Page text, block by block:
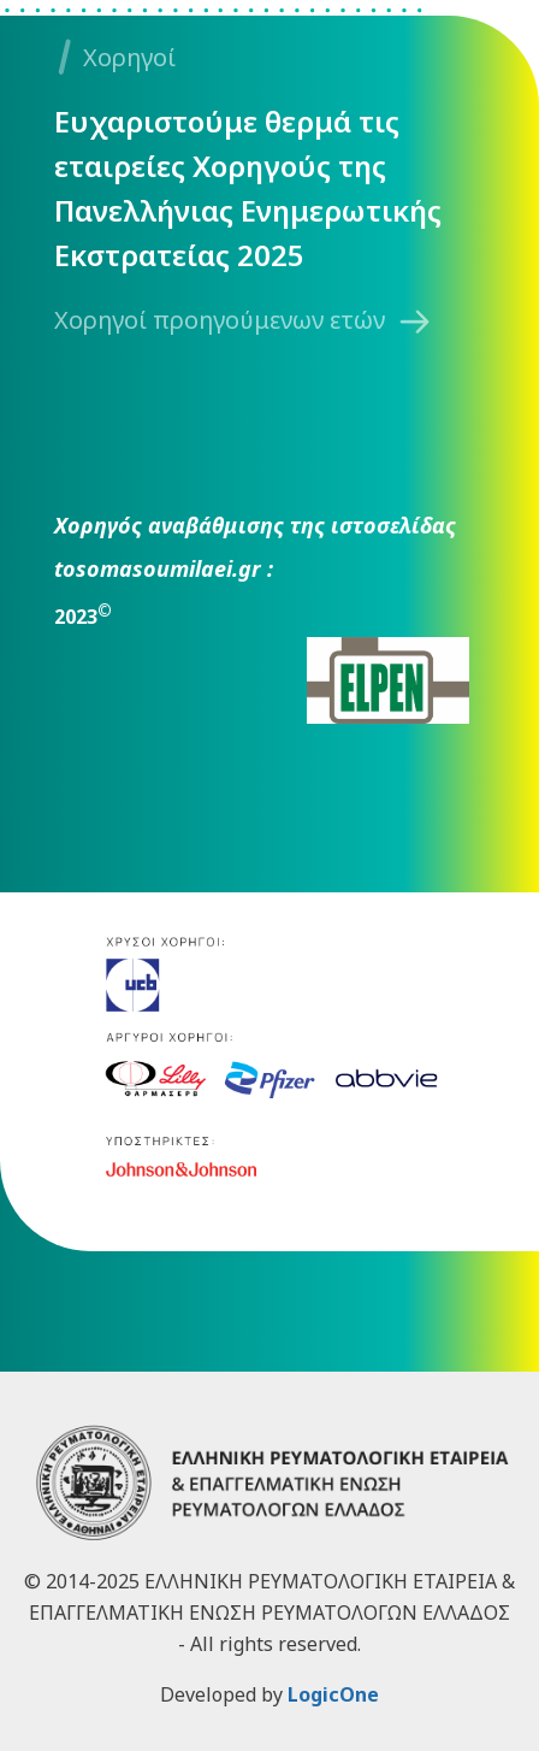
Χορηγοί
Ευχαριστούμε θερμά τις
εταιρείες Χορηγούς της
Πανελλήνιας Ενημερωτικής
Εκστρατείας 2025
Χορηγοί προηγούμενων ετών
Χορηγός αναβάθμισης της ιστοσελίδας
tosomasoumilaei.gr :
2023©
© 2014-2025 ΕΛΛΗΝΙΚΗ ΡΕΥΜΑΤΟΛΟΓΙΚΗ ΕΤΑΙΡΕΙΑ &
ΕΠΑΓΓΕΛΜΑΤΙΚΗ ΕΝΩΣΗ ΡΕΥΜΑΤΟΛΟΓΩΝ ΕΛΛΑΔΟΣ
- All rights reserved.
Developed by LogicOne